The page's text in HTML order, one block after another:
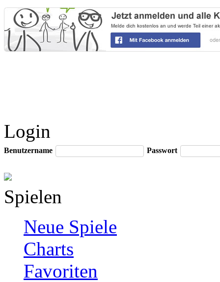
Login
Benutzername Passwort
Spielen
Neue Spiele
Charts
Favoriten